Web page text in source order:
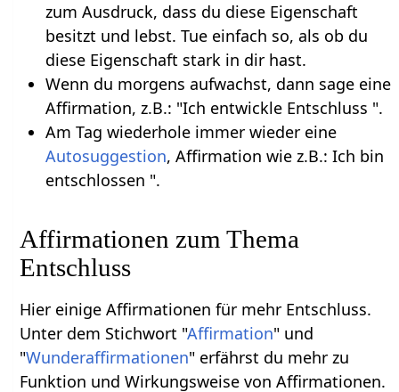
zum Ausdruck, dass du diese Eigenschaft
besitzt und lebst. Tue einfach so, als ob du
diese Eigenschaft stark in dir hast.
Wenn du morgens aufwachst, dann sage eine
Affirmation, z.B.: "Ich entwickle Entschluss ".
Am Tag wiederhole immer wieder eine
Autosuggestion, Affirmation wie z.B.: Ich bin
entschlossen ".
Affirmationen zum Thema
Entschluss
Hier einige Affirmationen für mehr Entschluss.
Unter dem Stichwort "Affirmation" und
"Wunderaffirmationen" erfährst du mehr zu
Funktion und Wirkungsweise von Affirmationen.